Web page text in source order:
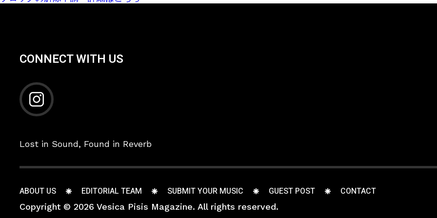
CONNECT WITH US
Lost in Sound, Found in Reverb
ABOUT US EDITORIAL TEAM SUBMIT YOUR MUSIC GUEST POST CONTACT
Copyright © 2026 Vesica Pisis Magazine. All rights reserved.